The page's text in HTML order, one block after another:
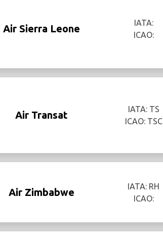
Air Sierra Leone
IATA:
ICAO:
Air Transat
IATA: TS
ICAO: TSC
Air Zimbabwe
IATA: RH
ICAO: